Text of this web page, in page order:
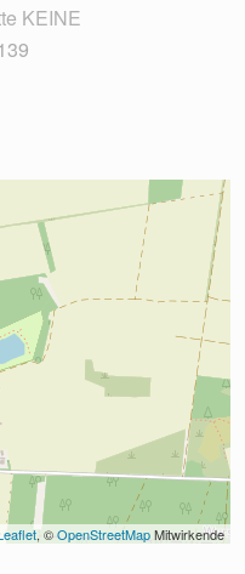
KEINE
, © OpenStreetMap Mitwirkende